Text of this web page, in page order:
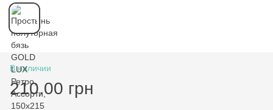
В наличии
210.00 грн